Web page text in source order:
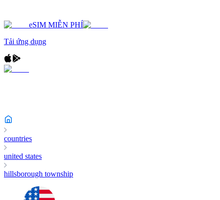
eSIM MIỄN PHÍ
Tải ứng dụng
countries
united states
hillsborough township